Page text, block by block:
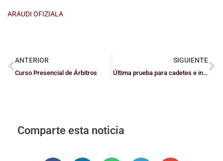
ARAUDI OFIZIALA
ANTERIOR
Curso Presencial de Árbitros
SIGUIENTE
Última prueba para cadetes e infantiles
Comparte esta noticia